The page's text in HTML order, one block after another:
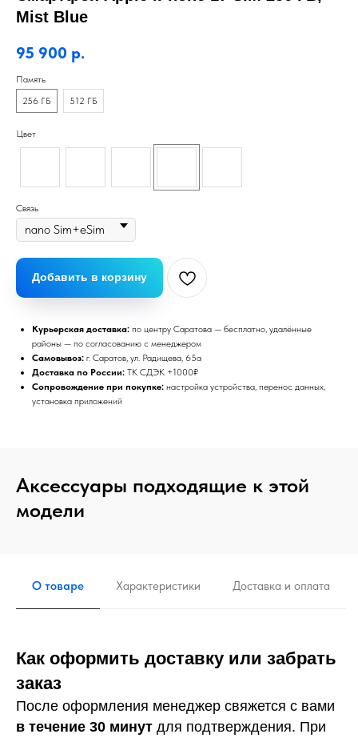
Mist Blue
95 900 р.
Память
256 ГБ
512 ГБ
Цвет
Связь
Добавить в корзину
Курьерская доставка: по центру Саратова — бесплатно, удалённые
районы — по согласованию с менеджером
Самовывоз: г. Саратов, ул. Радищева, 65а
Доставка по России: ТК СДЭК +1000₽
Сопровождение при покупке: настройка устройства, перенос данных,
установка приложений
Аксессуары подходящие к этой
модели
О товаре Характеристики Доставка и оплата
Как оформить доставку или забрать
заказ
После оформления менеджер свяжется с вами
в течение 30 минут для подтверждения. При